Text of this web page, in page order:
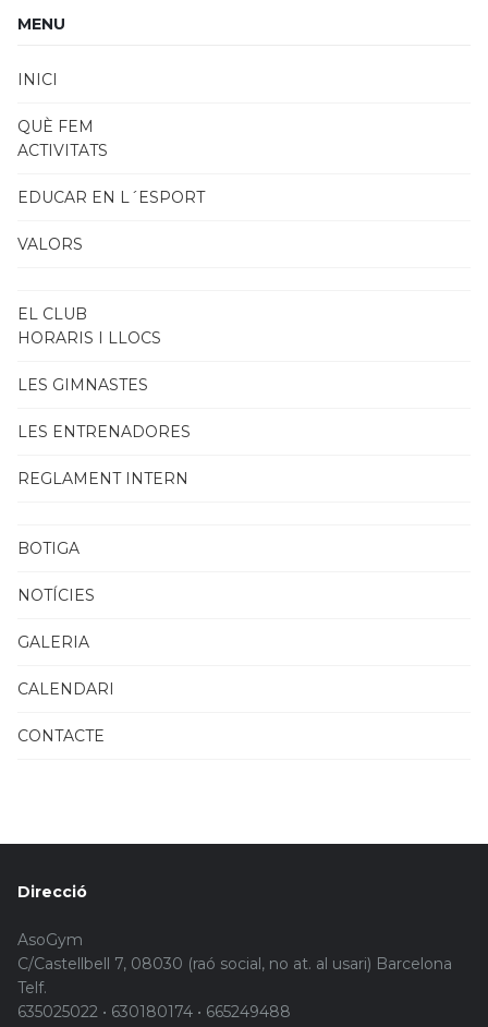
MENU
INICI
QUÈ FEM
ACTIVITATS
EDUCAR EN L´ESPORT
VALORS
EL CLUB
HORARIS I LLOCS
LES GIMNASTES
LES ENTRENADORES
REGLAMENT INTERN
BOTIGA
NOTÍCIES
GALERIA
CALENDARI
CONTACTE
Direcció
AsoGym
C/Castellbell 7, 08030 (raó social, no at. al usari) Barcelona
Telf.
635025022 • 630180174 • 665249488